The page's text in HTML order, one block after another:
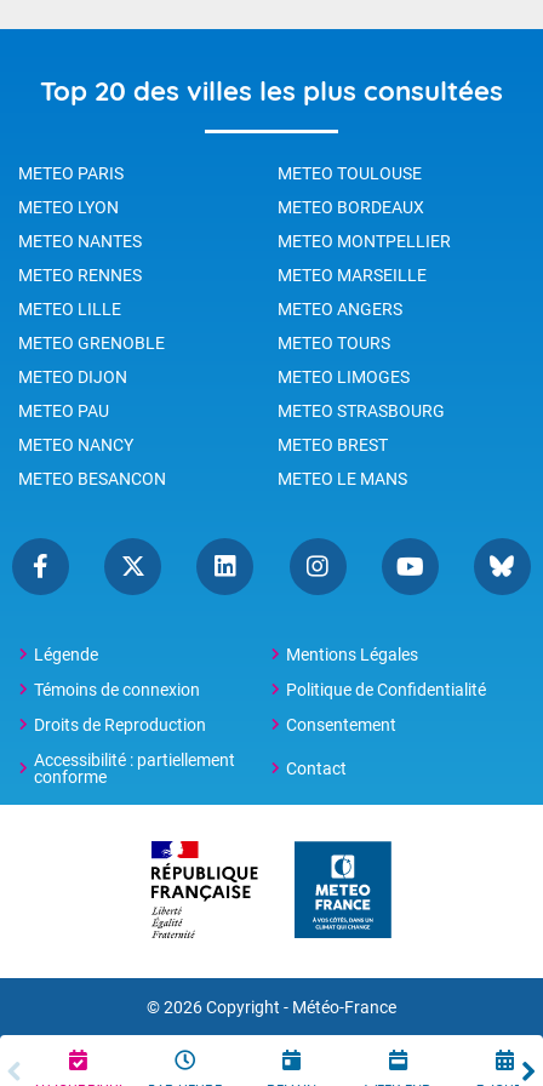
Top 20 des villes les plus consultées
METEO PARIS
METEO TOULOUSE
METEO LYON
METEO BORDEAUX
METEO NANTES
METEO MONTPELLIER
METEO RENNES
METEO MARSEILLE
METEO LILLE
METEO ANGERS
METEO GRENOBLE
METEO TOURS
METEO DIJON
METEO LIMOGES
METEO PAU
METEO STRASBOURG
METEO NANCY
METEO BREST
METEO BESANCON
METEO LE MANS
Légende
Mentions Légales
Témoins de connexion
Politique de Confidentialité
Droits de Reproduction
Consentement
Accessibilité : partiellement
conforme
Contact
© 2026 Copyright - Météo-France